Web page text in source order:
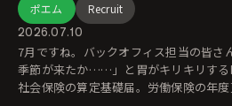
ポエム
Recruit
2026.07.10
7月ですね。バックオフィス担当の皆さ
季節が来たか……」と胃がキリキリする
社会保険の算定基礎届。労働保険の年